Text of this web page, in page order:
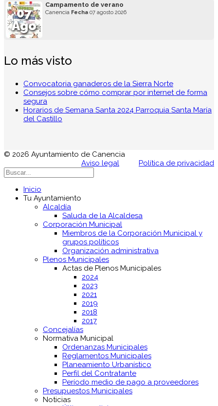
07
Ago
Campamento de verano
Canencia Fecha 07 agosto 2026
Lo más visto
Convocatoria ganaderos de la Sierra Norte
Consejos sobre cómo comprar por internet de forma
segura
Horarios de Semana Santa 2024 Parroquia Santa María
del Castillo
© 2026 Ayuntamiento de Canencia
Aviso legal
Política de privacidad
Inicio
Tu Ayuntamiento
Alcaldía
Saluda de la Alcaldesa
Corporación Municipal
Miembros de la Corporación Municipal y
grupos políticos
Organización administrativa
Plenos Municipales
Actas de Plenos Municipales
2024
2023
2021
2019
2018
2017
Concejalías
Normativa Municipal
Ordenanzas Municipales
Reglamentos Municipales
Planeamiento Urbanístico
Perfil del Contratante
Período medio de pago a proveedores
Presupuestos Municipales
Noticias